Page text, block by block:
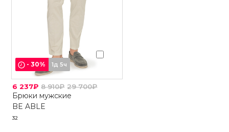
-30% 1д 5ч
6 237₽ 8 910₽ 29 700₽
Брюки мужские
BE ABLE
32